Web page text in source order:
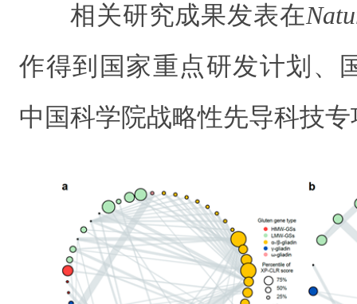
相关研究成果发表在
作得到国家重点研发计划、
中国科学院战略性先导科技